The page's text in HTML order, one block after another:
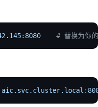
# 替换为你